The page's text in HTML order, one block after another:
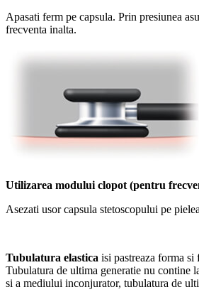
Apasati ferm pe capsula. Prin presiunea
frecventa inalta.
Utilizarea modului clopot (pentru
Asezati usor capsula stetoscopului pe
Tubulatura elastica isi pastreaza forma
Tubulatura de ultima generatie nu contine
si a mediului inconjurator, tubulatura de